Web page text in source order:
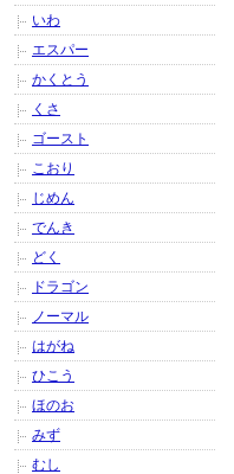
いわ
エスパー
かくとう
くさ
ゴースト
こおり
じめん
でんき
どく
ドラゴン
ノーマル
はがね
ひこう
ほのお
みず
むし